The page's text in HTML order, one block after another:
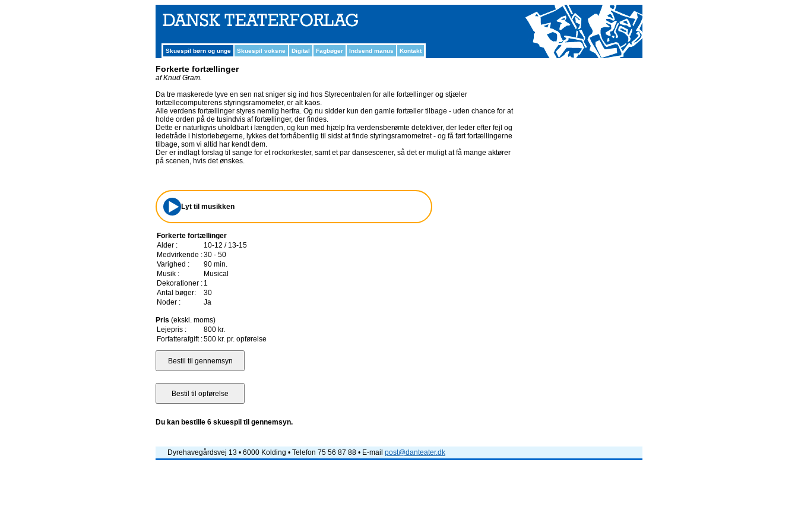
Skuespil børn og unge Skuespil voksne Digital Fagbøger Indsend manus Kontakt
Forkerte fortællinger
af Knud Gram.
Da tre maskerede tyve en sen nat sniger sig ind hos Styrecentralen for alle fortællinger og stjæler
fortællecomputerens styringsramometer, er alt kaos.
Alle verdens fortællinger styres nemlig herfra. Og nu sidder kun den gamle fortæller tilbage - uden chance for at
holde orden på de tusindvis af fortællinger, der findes.
Dette er naturligvis uholdbart i længden, og kun med hjælp fra verdensberømte detektiver, der leder efter fejl og
ledetråde i historiebøgerne, lykkes det forhåbentlig til sidst at finde styringsramometret - og få ført fortællingerne
tilbage, som vi altid har kendt dem.
Der er indlagt forslag til sange for et rockorkester, samt et par dansescener, så det er muligt at få mange aktører
på scenen, hvis det ønskes.
Lyt til musikken
Forkerte fortællinger
Alder :
10-12 / 13-15
Medvirkende :30 - 50
Varighed :
90 min.
Musik :
Musical
Dekorationer : 1
Antal bøger:
30
Noder :
Ja
Pris (ekskl. moms)
Lejepris :
800 kr.
Forfatterafgift :500 kr. pr. opførelse
Du kan bestille 6 skuespil til gennemsyn.
Dyrehavegårdsvej 13 • 6000 Kolding • Telefon 75 56 87 88 • E-mail post@danteater.dk